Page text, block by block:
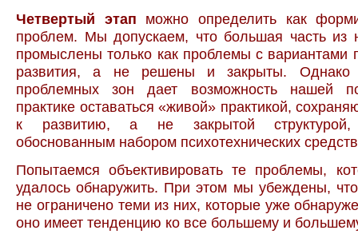
Четвертый этап можно определить как
проблем. Мы допускаем, что большая часть из
промыслены только как проблемы с вариантами
развития, а не решены и закрыты. Однако
проблемных зон дает возможность нашей
практике оставаться «живой» практикой,
к развитию, а не закрытой структурой,
обоснованным набором психотехнических
Попытаемся объективировать те проблемы,
удалось обнаружить. При этом мы убеждены,
не ограничено теми из них, которые уже
оно имеет тенденцию ко все большему и